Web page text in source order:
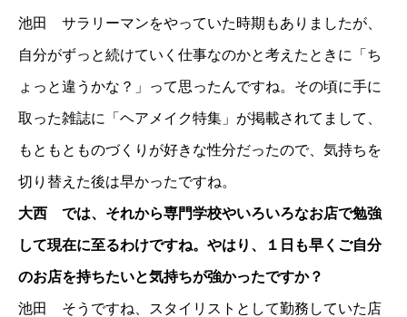
池田 サラリーマンをやっていた時期もありましたが、
自分がずっと続けていく仕事なのかと考えたときに「ち
ょっと違うかな？」って思ったんですね。その頃に手に
取った雑誌に「ヘアメイク特集」が掲載されてまして、
もともとものづくりが好きな性分だったので、気持ちを
切り替えた後は早かったですね。
大西 では、それから専門学校やいろいろなお店で勉強
して現在に至るわけですね。やはり、１日も早くご自分
のお店を持ちたいと気持ちが強かったですか？
池田 そうですね、スタイリストとして勤務していた店